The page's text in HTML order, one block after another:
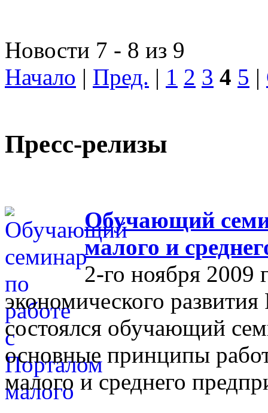
Новости 7 - 8 из 9
Начало | Пред. | 1 2 3 4 5 |
Пресс-релизы
Обучающий
малого и
2-го ноября 2009
экономического
состоялся обучающий
основные принципы
малого и среднего